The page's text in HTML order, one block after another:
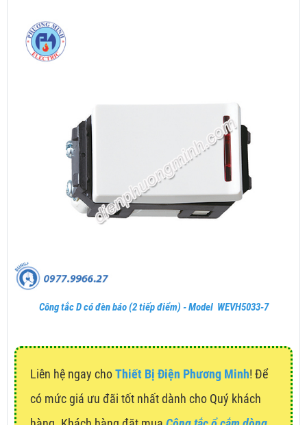
Công tắc D có đèn báo (2 tiếp điểm) - Model WEVH5033-7
Liên hệ ngay choThiết Bị Điện Phương Minh! Để
có mức giá ưu đãi tốt nhất dành cho Quý khách